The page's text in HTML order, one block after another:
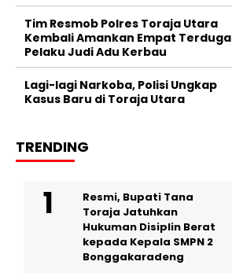
Tim Resmob Polres Toraja Utara
Kembali Amankan Empat Terduga
Pelaku Judi Adu Kerbau
Lagi-lagi Narkoba, Polisi Ungkap
Kasus Baru di Toraja Utara
TRENDING
Resmi, Bupati Tana
Toraja Jatuhkan
Hukuman Disiplin Berat
kepada Kepala SMPN 2
Bonggakaradeng